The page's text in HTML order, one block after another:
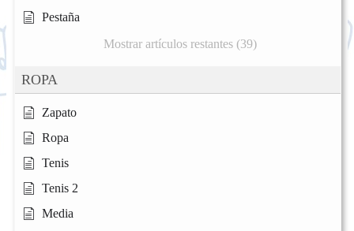
Pestaña
Mostrar artículos restantes (39)
ROPA
Zapato
Ropa
Tenis
Tenis 2
Media